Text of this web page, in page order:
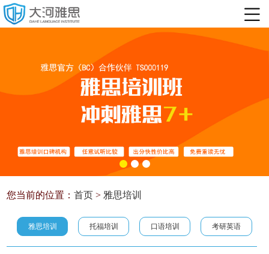
您当前的位置：首页 > 雅思培训
雅思培训 托福培训 口语培训 考研英语